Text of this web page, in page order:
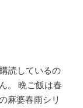
読しているの
。 晩ご飯は春
麻婆春雨シリ